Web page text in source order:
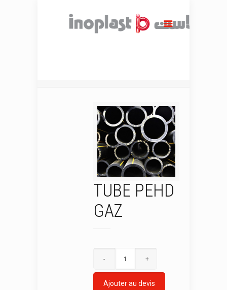
TUBE PEHD
GAZ
Ajouter au devis